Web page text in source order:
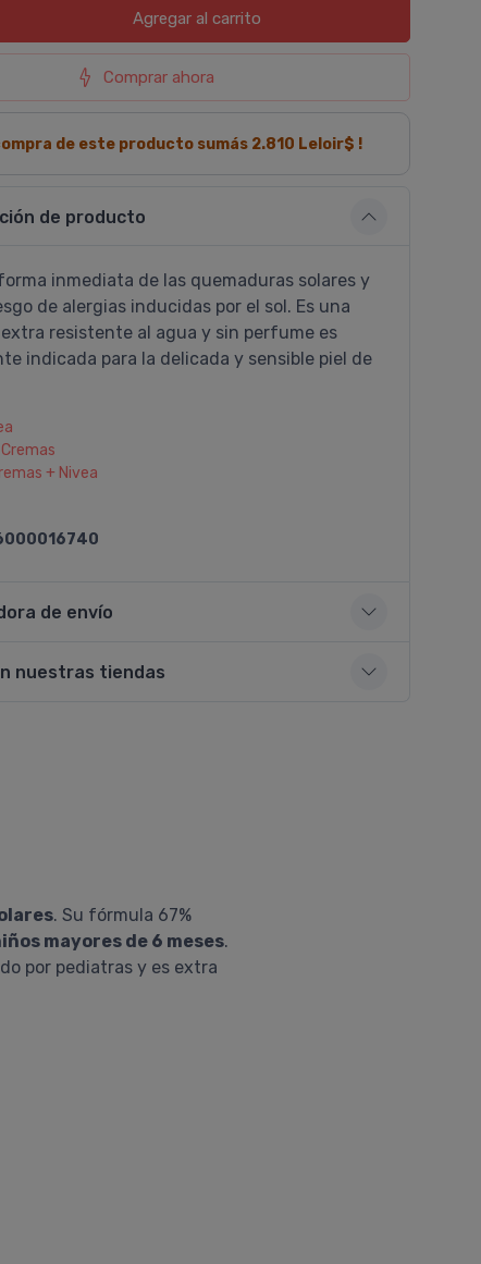
Agregaral carrito
Comprar ahora
de este producto sumás 2.810 Leloir$ !
de producto
inmediata de las quemaduras solares y
de alergias inducidas por el sol. Es una
resistente al agua y sin perfume es
indicada para la delicada y sensible piel de
Cremas
+ Nivea
de envío
nuestras tiendas
. Su fórmula 67%
mayores de 6 meses.
por pediatras y es extra